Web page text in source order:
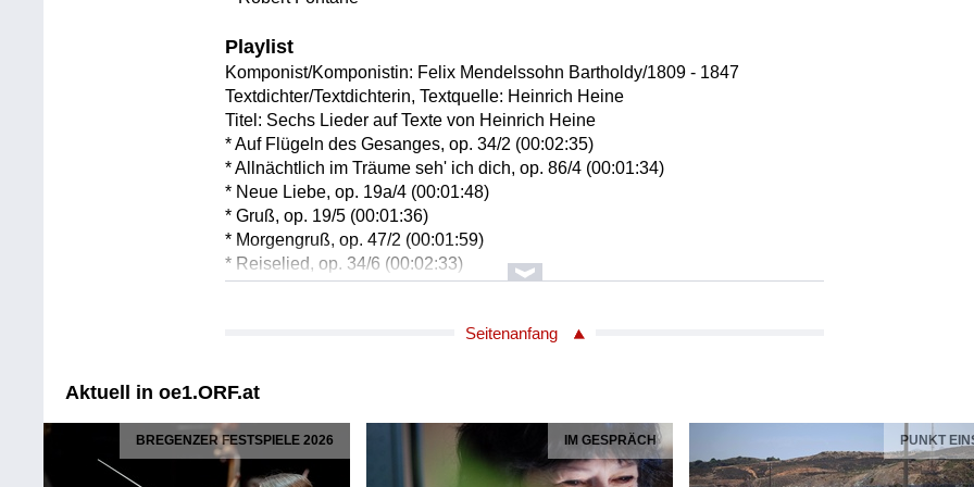
Playlist
Komponist/Komponistin: Felix Mendelssohn Bartholdy/1809 - 1847
Textdichter/Textdichterin, Textquelle: Heinrich Heine
Titel: Sechs Lieder auf Texte von Heinrich Heine
* Auf Flügeln des Gesanges, op. 34/2 (00:02:35)
* Allnächtlich im Träume seh' ich dich, op. 86/4 (00:01:34)
* Neue Liebe, op. 19a/4 (00:01:48)
* Gruß, op. 19/5 (00:01:36)
* Morgengruß, op. 47/2 (00:01:59)
* Reiselied, op. 34/6 (00:02:33)
Solist/Solistin: Patrick Grahl /Tenor
Textdichter/Textdichterin, Textquelle: Heinrich Heine
Titel: Fünf Lieder auf Texte von Heinrich Heine
* Am fernen Horizonte (Die Stadt) (Nr. 16 aus "Die Heimkehr") (00:02:03)
Seitenanfang
Aktuell in oe1.ORF.at
BREGENZER FESTSPIELE 2026 IM GESPRÄCH PUNKT